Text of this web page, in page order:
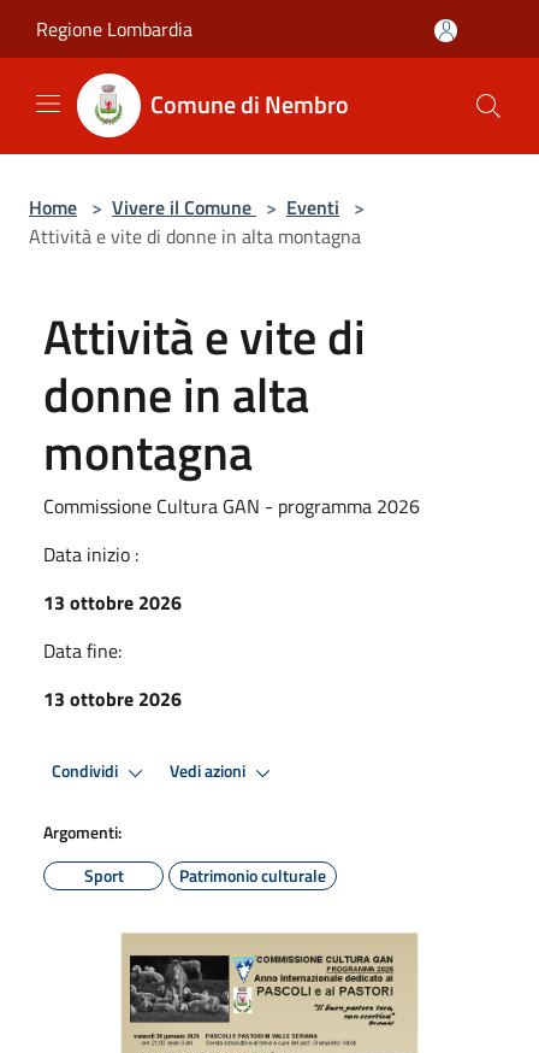
Regione Lombardia
Comune di Nembro
Home > Vivere il Comune > Eventi >
Attività e vite di donne in alta montagna
Attività e vite di
donne in alta
montagna
Commissione Cultura GAN - programma 2026
Data inizio :
13 ottobre 2026
Data fine:
13 ottobre 2026
Condividi Vedi azioni
Argomenti:
Sport
Patrimonio culturale